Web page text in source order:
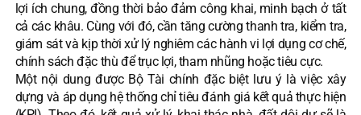
lợi ích chung, đồng thời bảo đảm công khai, minh bạch ở tất
cả các khâu. Cùng với đó, cần tăng cường thanh tra, kiểm tra,
giám sát và kịp thời xử lý nghiêm các hành vi lợi dụng cơ chế,
chính sách đặc thù để trục lợi, tham nhũng hoặc tiêu cực.
Một nội dung được Bộ Tài chính đặc biệt lưu ý là việc xây
dựng và áp dụng hệ thống chỉ tiêu đánh giá kết quả thực hiện